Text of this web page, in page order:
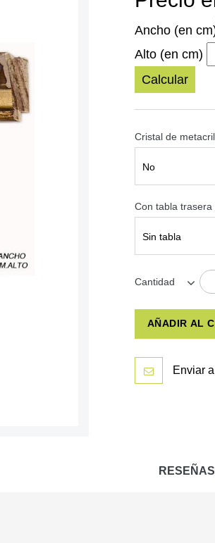
Ancho (en
Alto (en cm)
Calcular
Cristal de
No
Con tabla trasera
Sin tabla
Cantidad
AÑADIR AL
Enviar
RESEÑAS